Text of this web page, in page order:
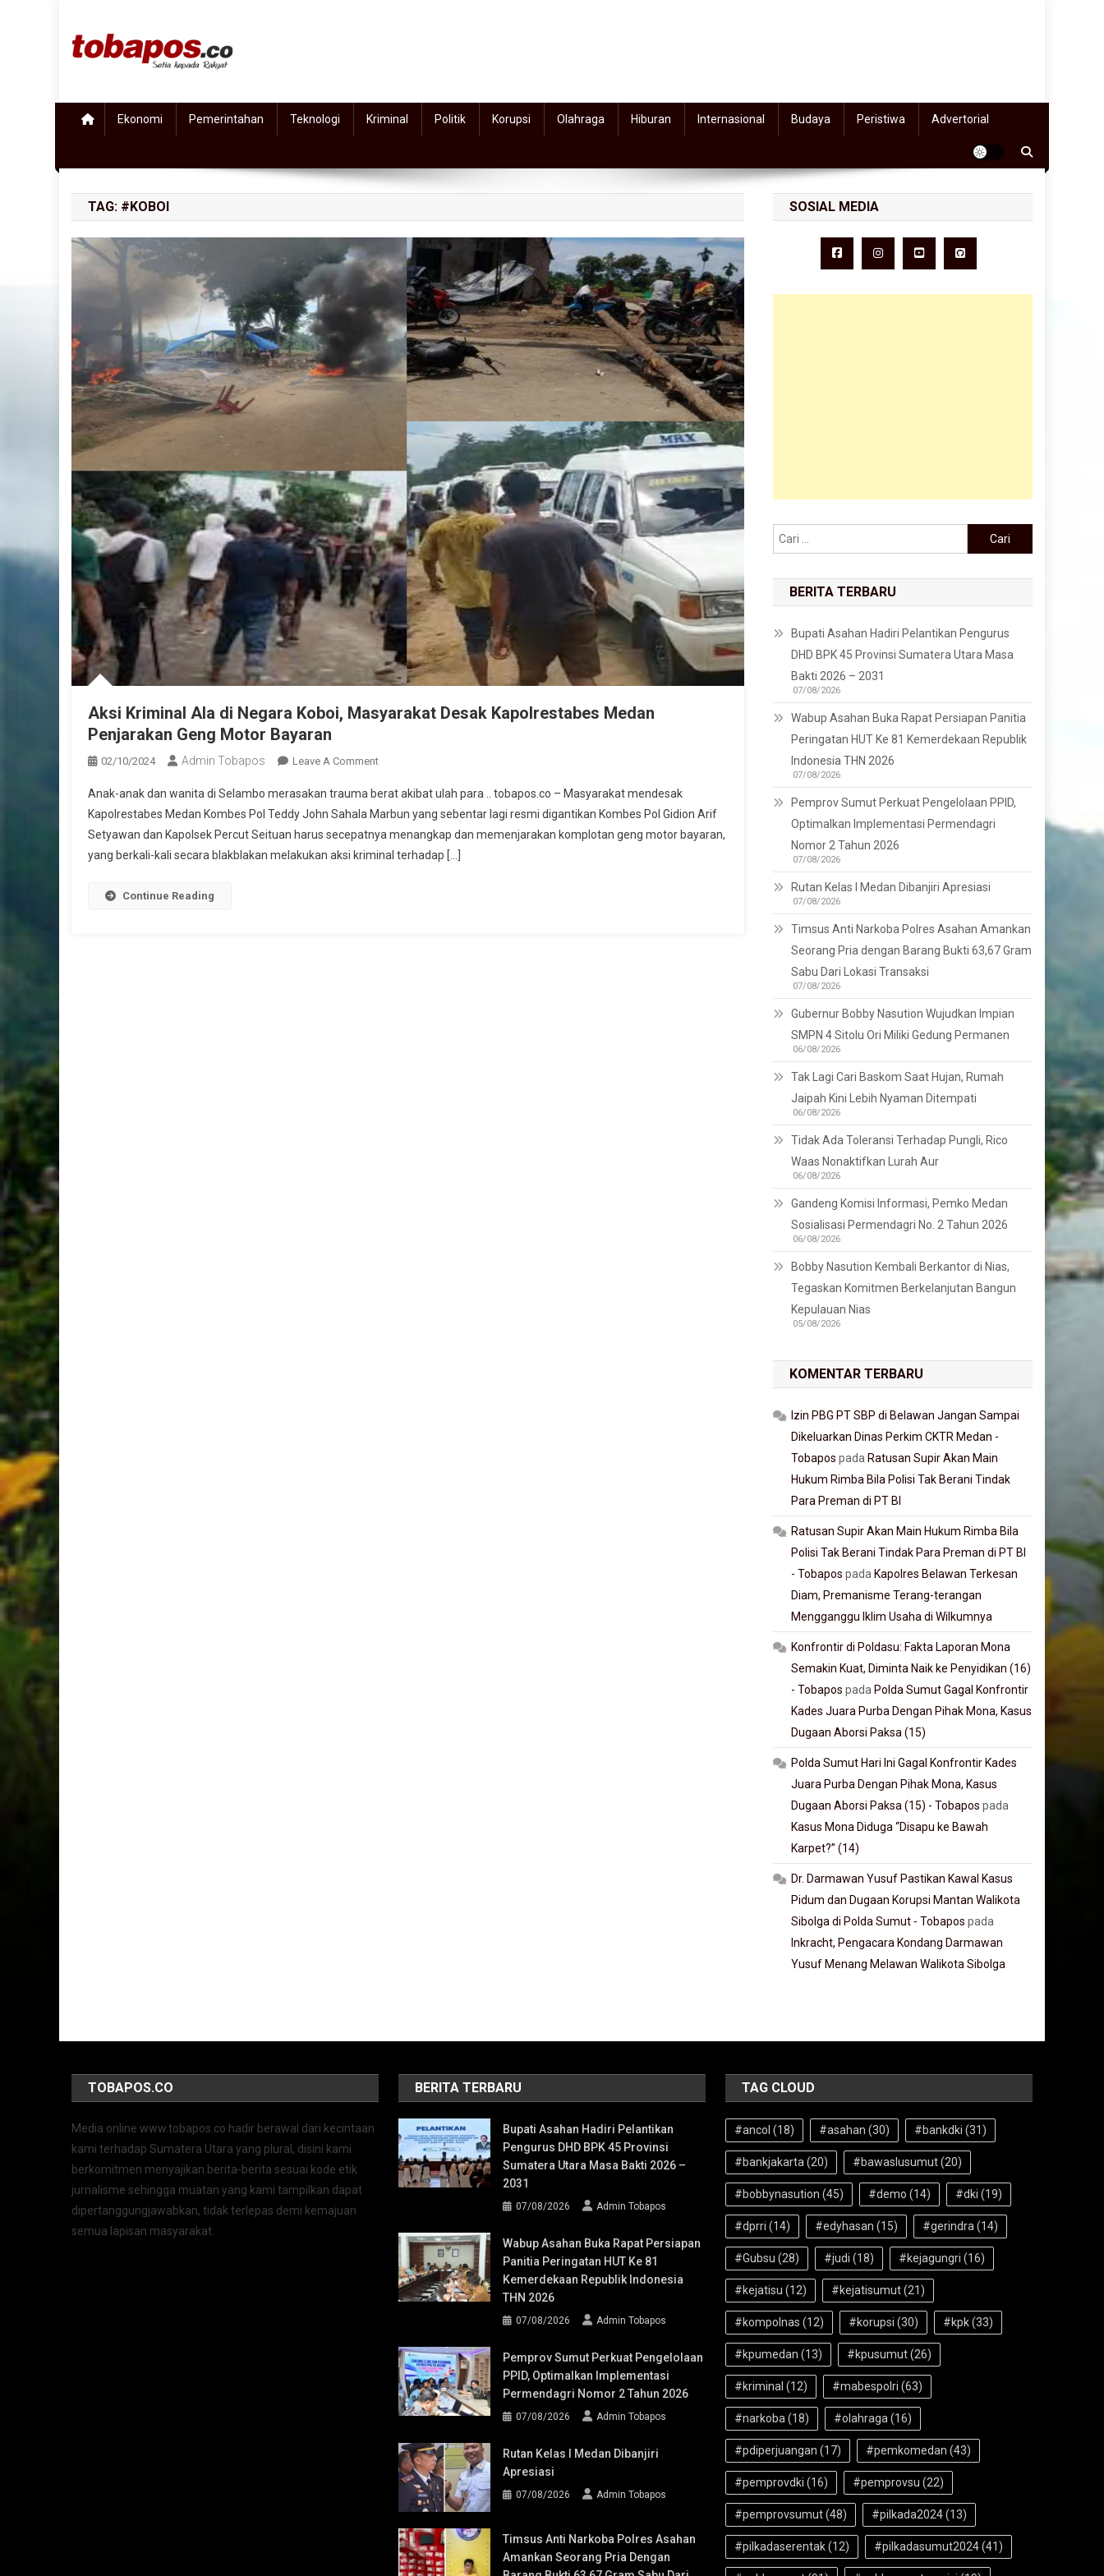
Ekonomi Pemerintahan Teknologi Kriminal Politik Korupsi Olahraga Hiburan Internasional Budaya Peristiwa Advertorial
TAG: #KOBOI
Aksi Kriminal Ala di Negara Koboi, Masyarakat Desak Kapolrestabes Medan
Penjarakan Geng Motor Bayaran
02/10/2024 Admin Tobapos Leave A Comment
Anak-anak dan wanita di Selambo merasakan trauma berat akibat ulah para .. tobapos.co – Masyarakat mendesak
Kapolrestabes Medan Kombes Pol Teddy John Sahala Marbun yang sebentar lagi resmi digantikan Kombes Pol Gidion Arif
Setyawan dan Kapolsek Percut Seituan harus secepatnya menangkap dan memenjarakan komplotan geng motor bayaran,
yang berkali-kali secara blakblakan melakukan aksi kriminal terhadap […]
Continue Reading
SOSIAL MEDIA
Cari untuk:
BERITA TERBARU
Bupati Asahan Hadiri Pelantikan Pengurus
DHD BPK 45 Provinsi Sumatera Utara Masa
Bakti 2026 – 2031
07/08/2026
Wabup Asahan Buka Rapat Persiapan Panitia
Peringatan HUT Ke 81 Kemerdekaan Republik
Indonesia THN 2026
07/08/2026
Pemprov Sumut Perkuat Pengelolaan PPID,
Optimalkan Implementasi Permendagri
Nomor 2 Tahun 2026
07/08/2026
Rutan Kelas I Medan Dibanjiri Apresiasi
07/08/2026
Timsus Anti Narkoba Polres Asahan Amankan
Seorang Pria dengan Barang Bukti 63,67 Gram
Sabu Dari Lokasi Transaksi
07/08/2026
Gubernur Bobby Nasution Wujudkan Impian
SMPN 4 Sitolu Ori Miliki Gedung Permanen
06/08/2026
Tak Lagi Cari Baskom Saat Hujan, Rumah
Jaipah Kini Lebih Nyaman Ditempati
06/08/2026
Tidak Ada Toleransi Terhadap Pungli, Rico
Waas Nonaktifkan Lurah Aur
06/08/2026
Gandeng Komisi Informasi, Pemko Medan
Sosialisasi Permendagri No. 2 Tahun 2026
06/08/2026
Bobby Nasution Kembali Berkantor di Nias,
Tegaskan Komitmen Berkelanjutan Bangun
Kepulauan Nias
05/08/2026
KOMENTAR TERBARU
Izin PBG PT SBP di Belawan Jangan Sampai
Dikeluarkan Dinas Perkim CKTR Medan -
Tobapos pada Ratusan Supir Akan Main
Hukum Rimba Bila Polisi Tak Berani Tindak
Para Preman di PT BI
Ratusan Supir Akan Main Hukum Rimba Bila
Polisi Tak Berani Tindak Para Preman di PT BI
- Tobapos pada Kapolres Belawan Terkesan
Diam, Premanisme Terang-terangan
Mengganggu Iklim Usaha di Wilkumnya
Konfrontir di Poldasu: Fakta Laporan Mona
Semakin Kuat, Diminta Naik ke Penyidikan (16)
- Tobapos pada Polda Sumut Gagal Konfrontir
Kades Juara Purba Dengan Pihak Mona, Kasus
Dugaan Aborsi Paksa (15)
Polda Sumut Hari Ini Gagal Konfrontir Kades
Juara Purba Dengan Pihak Mona, Kasus
Dugaan Aborsi Paksa (15) - Tobapos pada
Kasus Mona Diduga “Disapu ke Bawah
Karpet?” (14)
Dr. Darmawan Yusuf Pastikan Kawal Kasus
Pidum dan Dugaan Korupsi Mantan Walikota
Sibolga di Polda Sumut - Tobapos pada
Inkracht, Pengacara Kondang Darmawan
Yusuf Menang Melawan Walikota Sibolga
TOBAPOS.CO
Media online www.tobapos.co hadir berawal dari kecintaan
kami terhadap Sumatera Utara yang plural, disini kami
berkomitmen menyajikan berita-berita sesuai kode etik
jurnalisme sehingga muatan yang kami tampilkan dapat
dipertanggungjawabkan, tidak terlepas demi kemajuan
semua lapisan masyarakat.
BERITA TERBARU
Bupati Asahan Hadiri Pelantikan
Pengurus DHD BPK 45 Provinsi
Sumatera Utara Masa Bakti 2026 –
2031
07/08/2026 Admin Tobapos
Wabup Asahan Buka Rapat Persiapan
Panitia Peringatan HUT Ke 81
Kemerdekaan Republik Indonesia
THN 2026
07/08/2026 Admin Tobapos
Pemprov Sumut Perkuat Pengelolaan
PPID, Optimalkan Implementasi
Permendagri Nomor 2 Tahun 2026
07/08/2026 Admin Tobapos
Rutan Kelas I Medan Dibanjiri
Apresiasi
07/08/2026 Admin Tobapos
Timsus Anti Narkoba Polres Asahan
Amankan Seorang Pria Dengan
TAG CLOUD
#ancol (18) #asahan (30) #bankdki (31)
#bankjakarta (20) #bawaslusumut(20)
#bobbynasution (45) #demo (14) #dki (19)
#dprri (14) #edyhasan (15) #gerindra (14)
#Gubsu (28) #judi (18) #kejagungri (16)
#kejatisu (12) #kejatisumut(21)
#kompolnas (12) #korupsi (30) #kpk(33)
#kpumedan (13) #kpusumut(26)
#kriminal (12) #mabespolri (63)
#narkoba (18) #olahraga (16)
#pdiperjuangan (17) #pemkomedan (43)
#pemprovdki (16) #pemprovsu (22)
#pemprovsumut(48) #pilkada2024(13)
#pilkadaserentak(12) #pilkadasumut2024(41)